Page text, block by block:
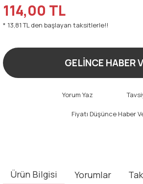
114,00 TL
* 13,81 TL den başlayan taksitlerle!!
GELİNCE HABER
Yorum Yaz
Fiyatı Düşünce Haber
Ürün Bilgisi Yorumlar